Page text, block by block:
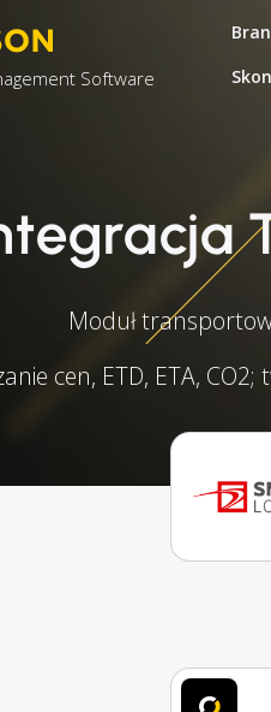
Software
Moduł
cen, ETD, ETA,